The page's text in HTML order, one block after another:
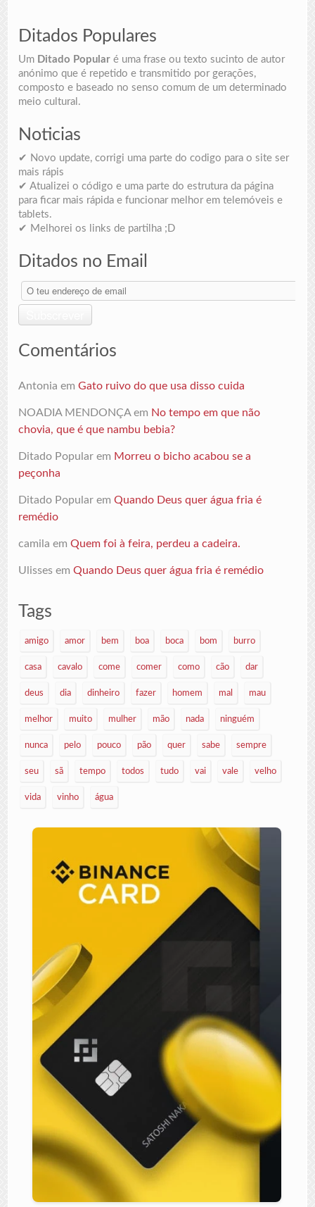
Ditados Populares
Um Ditado Popular é uma frase ou texto sucinto de autor
anónimo que é repetido e transmitido por gerações,
composto e baseado no senso comum de um determinado
meio cultural.
Noticias
✔ Novo update, corrigi uma parte do codigo para o site ser
mais rápis
✔ Atualizei o código e uma parte do estrutura da página
para ficar mais rápida e funcionar melhor em telemóveis e
tablets.
✔ Melhorei os links de partilha ;D
Ditados no Email
O
teu
de
email
Comentários
Antonia emGato ruivo do que usa disso cuida
NOADIA MENDONÇAem No tempo em que não
chovia, que é que nambu bebia?
Ditado Popular em Morreu o bicho acabou se a
peçonha
Ditado Popular emQuando Deus quer água fria é
remédio
camila emQuem foi à feira, perdeu a cadeira.
Ulisses emQuando Deus quer água fria é remédio
Tags
amigo amor bem boa boca bom burro
casa cavalo come comer como cão dar
deus dia dinheiro fazer homem mal mau
melhor muito mulher mão nada ninguém
nunca pelo pouco pão quer sabe sempre
seu sã tempo todos tudo vai vale velho
vida vinho água